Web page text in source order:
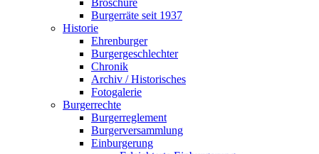
Broschüre
Burgerräte seit 1937
Historie
Ehrenburger
Burgergeschlechter
Chronik
Archiv / Historisches
Fotogalerie
Burgerrechte
Burgerreglement
Burgerversammlung
Einburgerung